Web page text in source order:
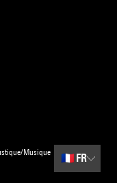
Musique
🇫🇷 FR